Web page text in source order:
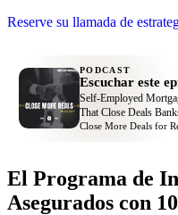
Reserve su llamada de
PODCAST
Escuchar este
Self-Employed
That Close Deals
Close More Deals for
El Programa de
Asegurados con